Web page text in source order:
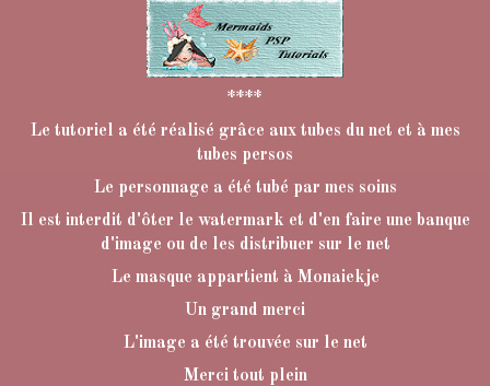
****
Le tutoriel a été réalisé grâce aux tubes du net et à mes
tubes persos
Le personnage a été tubé par mes soins
Il est interdit d'ôter le watermark et d'en faire une banque
d'image ou de les distribuer sur le net
Le masque appartient à Monaiekje
Un grand merci
L'image a été trouvée sur le net
Merci tout plein